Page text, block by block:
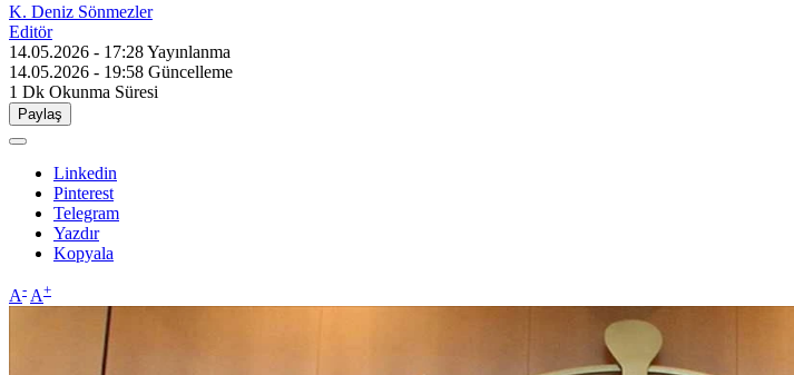
K. Deniz Sönmezler
Editör
14.05.2026 - 17:28Yayınlanma
14.05.2026 - 19:58 Güncelleme
1 Dk Okunma Süresi
Paylaş
Linkedin
Pinterest
Telegram
Yazdır
Kopyala
A- A+